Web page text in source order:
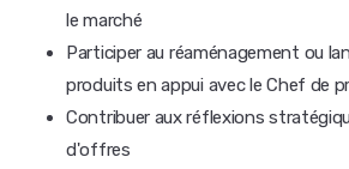
le marché
Participer au réaménagement ou
produits en appui avec le Chef de
Contribuer aux réflexions
d'offres